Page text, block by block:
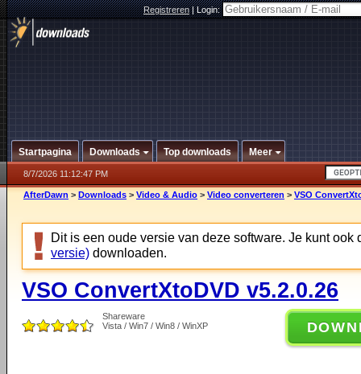
Registreren|Login:
Startpagina Downloads Top downloads Meer
8/7/2026 11:12:47 PM
AfterDawn > Downloads > Video & Audio > Video converteren > VSO
Dit is een oude versie van deze software. Je kunt ook
versie) downloaden.
VSO ConvertXtoDVD v5.2.0.26
Shareware
Vista / Win7 / Win8 / WinXP